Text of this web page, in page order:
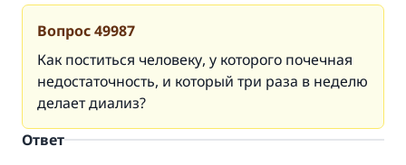
Вопрос49987
Как поститься человеку, у которого почечная
недостаточность, и который три раза в неделю
делает диализ?
Ответ